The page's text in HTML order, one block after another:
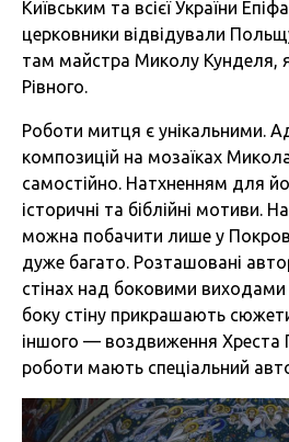
Київським та всієї України
церковники відвідували
там майстра Миколу Кунделя,
Рівного.
Роботи митця є унікальними.
композицій на мозаїках
самостійно. Натхненням для
історичні та біблійні мотиви.
можна побачити лише у
дуже багато. Розташовані
стінах над боковими
боку стіну прикрашають
іншого — воздвиження Хреста
роботи мають спеціальний